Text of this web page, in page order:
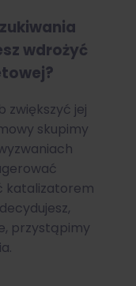
wdrożyć
zwiększyć jej
skupimy
katalizatorem
przystąpimy